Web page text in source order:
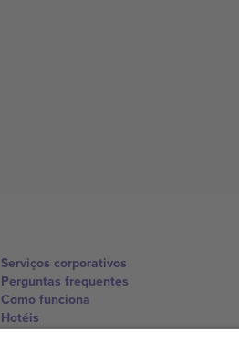
Serviços corporativos
Perguntas frequentes
Como funciona
Hotéis
Central da Copa do Mundo